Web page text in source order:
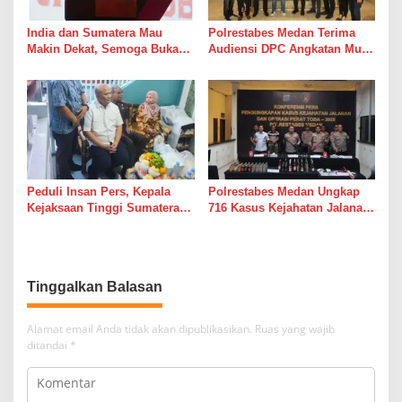
India dan Sumatera Mau
Makin Dekat, Semoga Bukan
Polrestabes Medan Terima
Audiensi DPC Angkatan Muda
Perkuat Sinergitas Jaga
Kamtibmas
Peduli Insan Pers, Kepala
Kejaksaan Tinggi Sumatera
Polrestabes Medan Ungkap
716 Kasus Kejahatan Jalanan
Tinggalkan Balasan
Alamat email Anda tidak akan dipublikasikan. Ruas yang wajib
ditandai *